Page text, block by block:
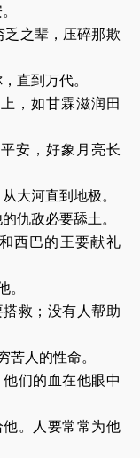
乏之辈，压碎那欺
直到万代。
，如甘霖滋润田
安，好象月亮长
大河直到地极。
仇敌必要舔土。
西巴的王要献礼
。
救；没有人帮助
苦人的性命。
们的血在他眼中
。人要常常为他